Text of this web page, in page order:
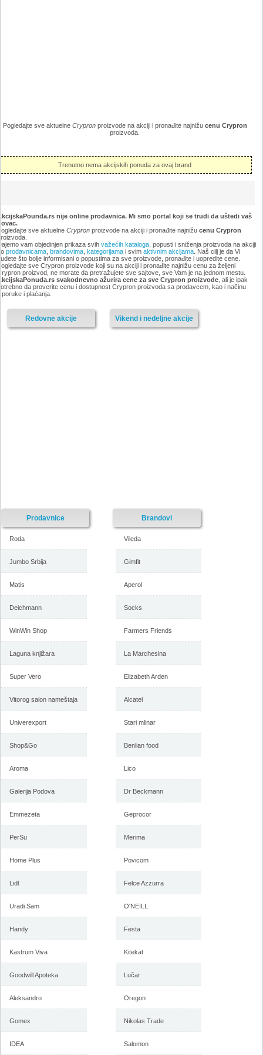
Pogledajte sve aktuelne Crypronproizvode na akciji i pronađite najnižu cenu Crypron
proizvoda.
Trenutno nema akcijskih ponuda za ovaj brand
nije online prodavnica. Mi smo portal koji se trudi da uštedi vaš
sve aktuelne Crypronproizvode na akciji i pronađite najnižu cenu Crypron
vam objedinjen prikaza svih važećih kataloga, popusti i sniženja proizvoda na akciji
prodavnicama, brandovima, kategorijamai svim aktivnim akcijama. Naš cilj je da Vi
što bolje informisani o popustima za sve proizvode, pronađite i uopredite cene.
sve Crypron proizvode koji su na akciji i pronađite najnižu cenu za željeni
proizvod, ne morate da pretražujete sve sajtove, sve Vam je na jednom mestu.
svakodnevno ažurira cene za sve Crypron proizvode, ali je ipak
da proverite cenu i dostupnost Crypron proizvoda sa prodavcem, kao i načinu
i plaćanja.
Vikend i nedeljne akcije
Redovne akcije
Prodavnice
Roda
Jumbo Srbija
Matis
Deichmann
WinWin Shop
Laguna knjižara
Super Vero
Vitorog salon nameštaja
Univerexport
Shop&Go
Aroma
Galerija Podova
Emmezeta
PerSu
Home Plus
Lidl
Uradi Sam
Handy
Kastrum Viva
Goodwill Apoteka
Aleksandro
Gomex
IDEA
Brandovi
Vileda
Gimfit
Aperol
Socks
Farmers Friends
La Marchesina
Elizabeth Arden
Alcatel
Stari mlinar
Benlian food
Lico
Dr Beckmann
Geprocor
Merima
Povicom
Felce Azzurra
O'NEILL
Festa
Kitekat
Lučar
Oregon
Nikolas Trade
Salomon